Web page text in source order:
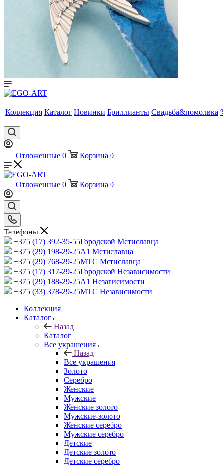
Коллекция Каталог Новинки Бриллианты Свадьба&помолвка
Отложенные 0 Корзина 0
Отложенные 0 Корзина 0
Телефоны
+375 (17) 392-35-55Городской Мстиславца
+375 (29) 198-29-25A1 Мстиславца
+375 (29) 768-29-25МТС Мстиславца
+375 (17) 317-29-25Городской Независимости
+375 (29) 188-29-25A1 Независимости
+375 (33) 378-29-25МТС Независимости
Коллекция
Каталог
Назад
Каталог
Все украшения
Назад
Все украшения
Золото
Серебро
Женские
Мужские
Женские золото
Мужские-золото
Женские серебро
Мужские серебро
Детские
Детские золото
Детские серебро